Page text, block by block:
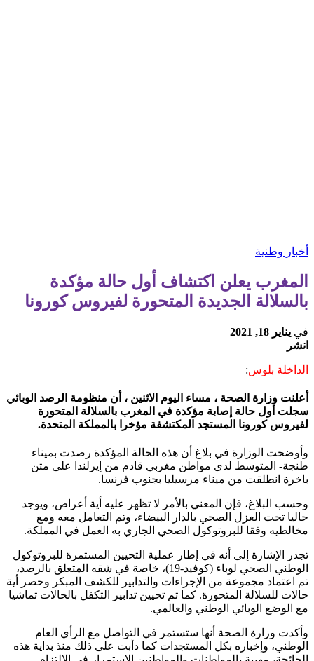
أخبار وطنية
المغرب يعلن اكتشاف أول حالة مؤكدة
بالسلالة الجديدة المتحورة لفيروس كورونا
في يناير 18, 2021
انشر
الداخلة بلوس:
أعلنت وزارة الصحة ، مساء اليوم الاثنين ، أن منظومة الرصد الوبائي
سجلت أول حالة إصابة مؤكدة في المغرب بالسلالة المتحورة
لفيروس كورونا المستجد المكتشفة مؤخرا بالمملكة المتحدة.
وأوضحت الوزارة في بلاغ أن هذه الحالة المؤكدة رصدت بميناء
طنجة- المتوسط لدى مواطن مغربي قادم من إيرلندا على متن
باخرة انطلقت من ميناء مرسيليا بجنوب فرنسا.
وحسب البلاغ، فإن المعني بالأمر لا تظهر عليه أية أعراض، ويوجد
حاليا تحت العزل الصحي بالدار البيضاء، وتم التعامل معه ومع
مخالطيه وفقا للبروتوكول الصحي الجاري به العمل في المملكة.
تجدر الإشارة إلى أنه في إطار عملية التحيين المستمرة للبروتوكول
الوطني الصحي لوباء (كوفيد-19)، خاصة في شقه المتعلق بالرصد،
تم اعتماد مجموعة من الإجراءات والتدابير للكشف المبكر وحصر أية
حالات للسلالة المتحورة. كما تم تحيين تدابير التكفل بالحالات تماشيا
مع الوضع الوبائي الوطني والعالمي.
وأكدت وزارة الصحة أنها ستستمر في التواصل مع الرأي العام
الوطني، وإخباره بكل المستجدات كما دأبت على ذلك منذ بداية هذه